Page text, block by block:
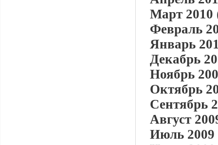
Март 2010
Февраль
Январь
Декабрь
Ноябрь
Октябрь
Сентябрь
Август
Июль 2009